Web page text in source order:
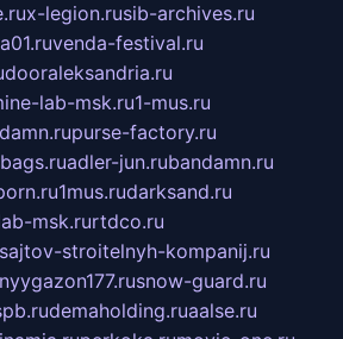
x-legion.rusib-archives.ru
venda-festival.ru
dooraleksandria.ru
lab-msk.ru1-mus.ru
purse-factory.ru
adler-jun.rubandamn.ru
1mus.rudarksand.ru
msk.rurtdco.ru
stroitelnyh-kompanij.ru
snow-guard.ru
demaholding.ruaalse.ru